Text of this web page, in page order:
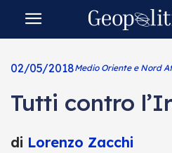
02/05/2018Medio Oriente e Nord
Tutti contro
di Lorenzo Zacchi